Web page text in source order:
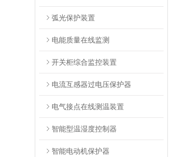
弧光保护装置
电能质量在线监测
开关柜综合监控装置
电流互感器过电压保护器
电气接点在线测温装置
智能型温湿度控制器
智能电动机保护器